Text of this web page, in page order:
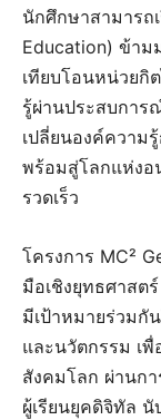
นักศึกษาสามารถ
Education) ข้าม
เทียบโอนหน่วยกิ
รู้ผ่านประสบการ
เปลี่ยนองค์ความ
พร้อมสู่โลกแห่งอ
รวดเร็ว
โครงการ MC²
มือเชิงยุทธศาสต
มีเป้าหมายร่วมกั
และนวัตกรรม เพื่
สังคมโลก ผ่านก
ผู้เรียนยุคดิจิทัล